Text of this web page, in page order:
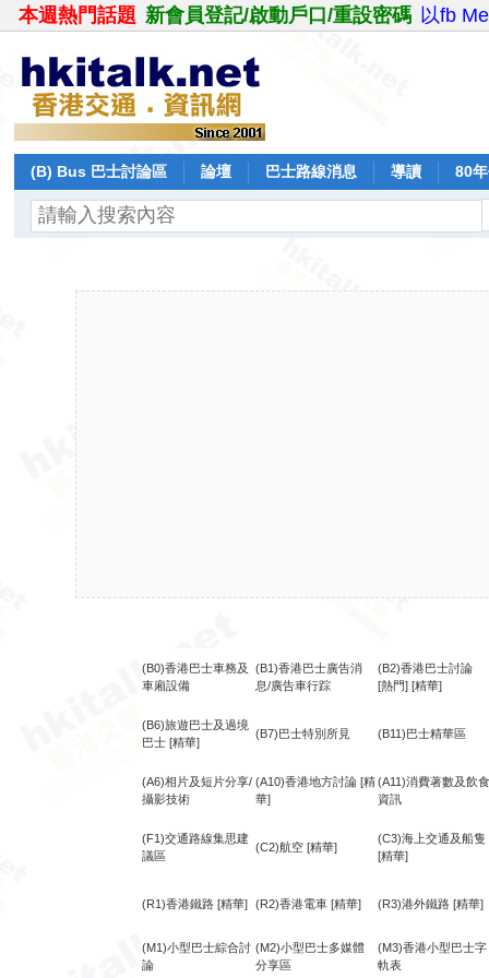
本週熱門話題 新會員登記/啟動戶口/重設密碼 以fb
(B) Bus 巴士討論區 論壇 巴士路線消息 導讀 80
(B0)香港巴士車務及
車廂設備
(B1)香港巴士廣告消
息/廣告車行踪
(B2)香港巴士討論
[熱門] [精華]
(B6)旅遊巴士及過境
巴士 [精華]
(B7)巴士特別所見 (B11)巴士精華區
(A6)相片及短片分享/
攝影技術
(A10)香港地方討論 [精
華]
(A11)消費著數及飲食
資訊
(F1)交通路線集思建
議區
(C2)航空 [精華]
(C3)海上交通及船隻
[精華]
(R1)香港鐵路 [精華] (R2)香港電車 [精華] (R3)港外鐵路 [精華]
(M1)小型巴士綜合討
論
(M2)小型巴士多媒體
分享區
(M3)香港小型巴士字
軌表